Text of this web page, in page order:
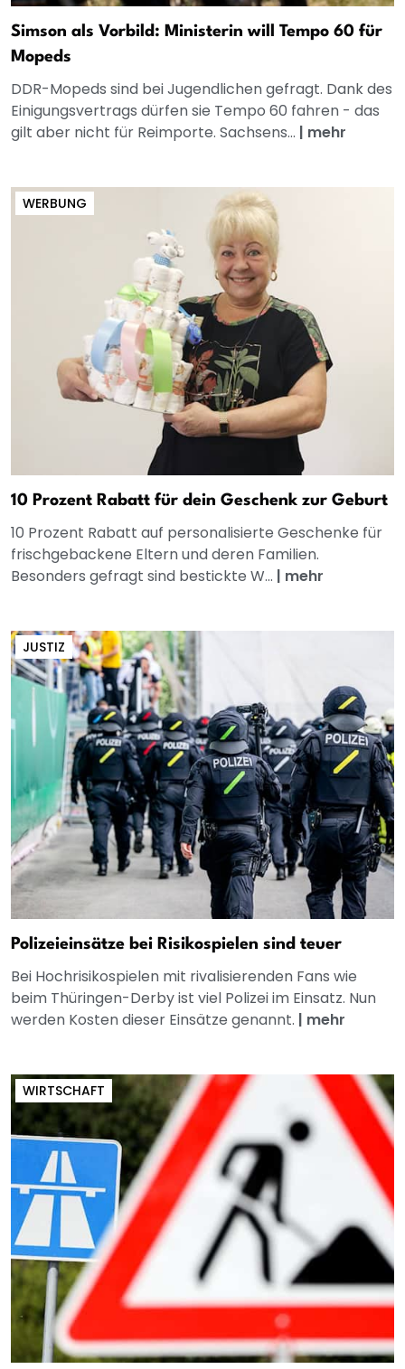
Simson als Vorbild: Ministerin will Tempo 60 für
Mopeds
DDR-Mopeds sind bei Jugendlichen gefragt. Dank des
Einigungsvertrags dürfen sie Tempo 60 fahren - das
gilt aber nicht für Reimporte. Sachsens... | mehr
WERBUNG
10 Prozent Rabatt für dein Geschenk zur Geburt
10 Prozent Rabatt auf personalisierte Geschenke für
frischgebackene Eltern und deren Familien.
Besonders gefragt sind bestickte W... | mehr
JUSTIZ
Polizeieinsätze bei Risikospielen sind teuer
Bei Hochrisikospielen mit rivalisierenden Fans wie
beim Thüringen-Derby ist viel Polizei im Einsatz. Nun
werden Kosten dieser Einsätze genannt. | mehr
WIRTSCHAFT